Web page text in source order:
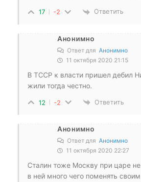
17 -2 Ответить
Анонимно
Ответ для Анонимно
11 октября 2020 21:15
В ТССР к власти пришел дебил
жили тогда честно.
12 -2 Ответить
Анонимно
Ответ для Анонимно
11 октября 2020 22:27
Сталин тоже Москву при царе
в ней много чего поменять